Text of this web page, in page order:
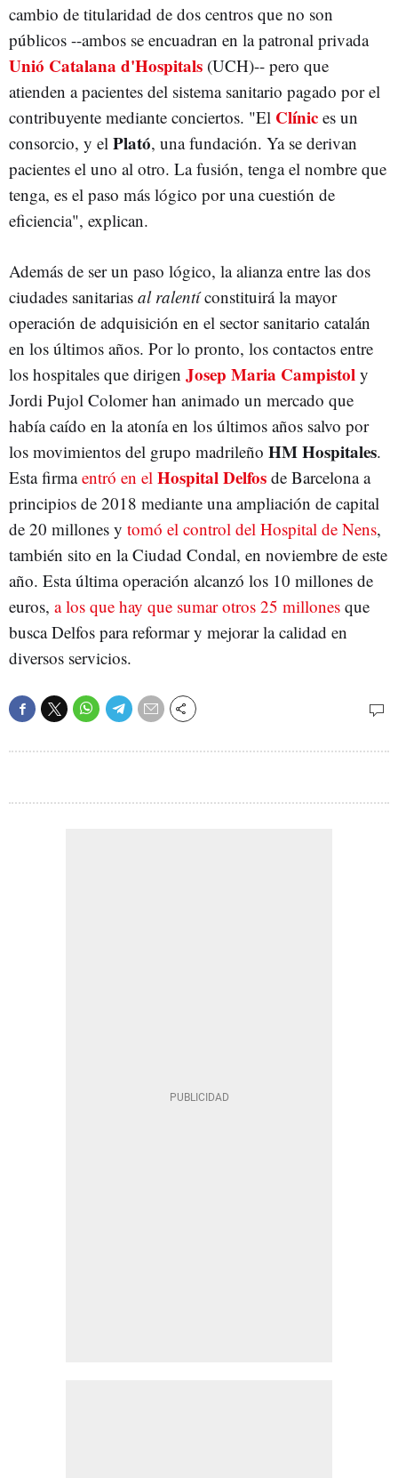
cambio de titularidad de dos centros que no son
públicos --ambos se encuadran en la patronal privada
Unió Catalana d'Hospitals (UCH)-- pero que
atienden a pacientes del sistema sanitario pagado por el
contribuyente mediante conciertos. "El Clínic es un
consorcio, y el Plató, una fundación. Ya se derivan
pacientes el uno al otro. La fusión, tenga el nombre que
tenga, es el paso más lógico por una cuestión de
eficiencia", explican.
Además de ser un paso lógico, la alianza entre las dos
ciudades sanitarias al ralentíconstituirá la mayor
operación de adquisición en el sector sanitario catalán
en los últimos años. Por lo pronto, los contactos entre
los hospitales que dirigen Josep Maria Campistol y
Jordi Pujol Colomer han animado un mercado que
había caído en la atonía en los últimos años salvo por
los movimientos del grupo madrileño HM Hospitales.
Esta firmaentró en el Hospital Delfos de Barcelona a
principios de 2018 mediante una ampliación de capital
de 20 millones y tomó el control del Hospital de Nens,
también sito en la Ciudad Condal, en noviembre de este
año. Esta última operación alcanzó los 10 millones de
euros, a los que hay que sumar otros 25 millones que
busca Delfos para reformar y mejorar la calidad en
diversos servicios.